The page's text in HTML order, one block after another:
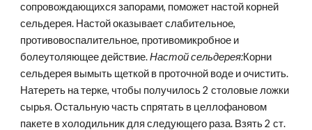
сопровождающихся запорами, поможет настой корней
сельдерея. Настой оказывает слабительное,
противовоспалительное, противомикробное и
болеутоляющее действие. Настой сельдерея:Корни
сельдерея вымыть щеткой в проточной воде и очистить.
Натереть на терке, чтобы получилось 2 столовые ложки
сырья. Остальную часть спрятать в целлофановом
пакете в холодильник для следующего раза. Взять 2 ст.